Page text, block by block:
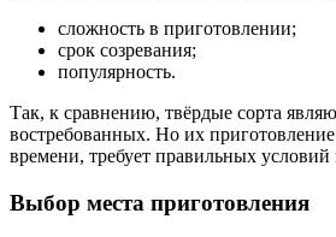
сложность в приготовлении;
срок созревания;
популярность.
Так, к сравнению, твёрдые сорта
востребованных. Но их
времени, требует правильных
Выбор места приготовления